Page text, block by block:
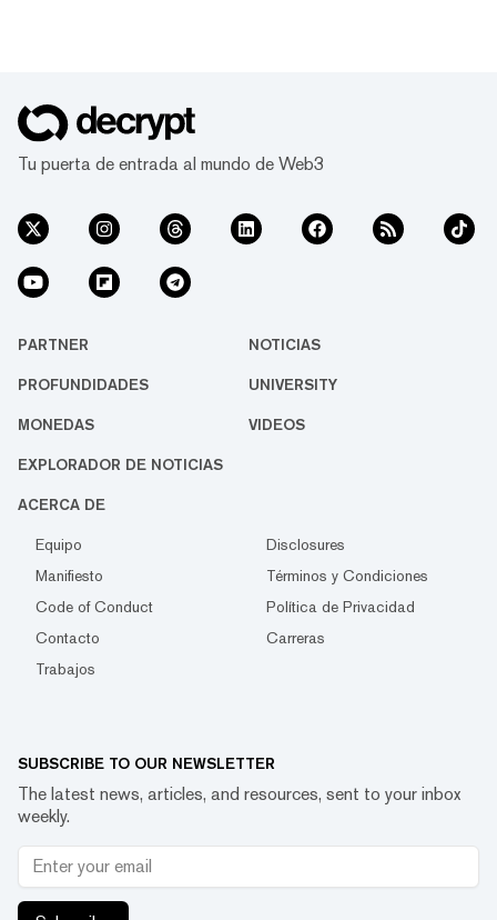
Tu puerta de entrada al mundo de Web3
PARTNER NOTICIAS
PROFUNDIDADES UNIVERSITY
MONEDAS VIDEOS
EXPLORADOR DE NOTICIAS
ACERCA DE
Equipo
Disclosures
Manifiesto
Términos y Condiciones
Code of Conduct
Política de Privacidad
Contacto
Carreras
Trabajos
SUBSCRIBE TO OUR NEWSLETTER
The latest news, articles, and resources, sent to your inbox
weekly.